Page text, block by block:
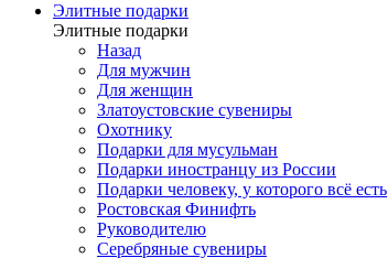
Элитные подарки
Элитные подарки
Назад
Для мужчин
Для женщин
Златоустовские сувениры
Охотнику
Подарки для мусульман
Подарки иностранцу из России
Подарки человеку, у которого всё есть
Ростовская Финифть
Руководителю
Серебряные сувениры